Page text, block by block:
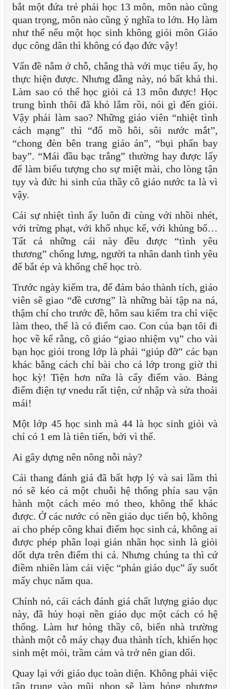
bắt một đứa trẻ phải học 13 môn, môn nào cũng
quan trọng, môn nào cũng ý nghĩa to lớn. Họ làm
như thể nếu một học sinh không giỏi môn Giáo
dục công dân thì không có đạo đức vậy!
Vấn đề nằm ở chỗ, chẳng thà với mục tiêu ấy, họ
thực hiện được. Nhưng đằng này, nó bất khả thi.
Làm sao có thể học giỏi cả 13 môn được! Học
trung bình thôi đã khó lắm rồi, nói gì đến giỏi.
Vậy phải làm sao? Những giáo viên “nhiệt tình
cách mạng” thì “đổ mồ hôi, sôi nước mắt”,
“chong đèn bên trang giáo án”, “bụi phấn bay
bay”. “Mái đầu bạc trắng” thường hay được lấy
để làm biểu tượng cho sự miệt mài, cho lòng tận
tụy và đức hi sinh của thầy cô giáo nước ta là vì
vậy.
Cái sự nhiệt tình ấy luôn đi cùng với nhồi nhét,
với trừng phạt, với khổ nhục kế, với khủng bố…
Tất cả những cái này đều được “tình yêu
thương” chống lưng, người ta nhân danh tình yêu
để bắt ép và khống chế học trò.
Trước ngày kiểm tra, để đảm bảo thành tích, giáo
viên sẽ giao “đề cương” là những bài tập na ná,
thậm chí cho trước đề, hôm sau kiểm tra chỉ việc
làm theo, thế là có điểm cao. Con của bạn tôi đi
học về kể rằng, cô giáo “giao nhiệm vụ” cho vài
bạn học giỏi trong lớp là phải “giúp đỡ” các bạn
khác bằng cách chỉ bài cho cả lớp trong giờ thi
học kỳ! Tiện hơn nữa là cấy điểm vào. Bảng
điểm điện tự vnedu rất tiện, cứ nhập và sửa thoải
mái!
Một lớp 45 học sinh mà 44 là học sinh giỏi và
chỉ có 1 em là tiên tiến, bởi vì thế.
Ai gây dựng nên nông nỗi này?
Cái thang đánh giá đã bất hợp lý và sai lầm thì
nó sẽ kéo cả một chuỗi hệ thống phía sau vận
hành một cách méo mó theo, không thể khác
được. Ở các nước có nền giáo dục tiến bộ, không
ai cho phép công khai điểm học sinh cả, không ai
được phép phân loại gián nhãn học sinh là giỏi
dốt dựa trên điểm thi cả. Nhưng chúng ta thì cứ
điềm nhiên làm cái việc “phản giáo dục” ấy suốt
mấy chục năm qua.
Chính nó, cái cách đánh giá chất lượng giáo dục
này, đã hủy hoại nền giáo dục một cách có hệ
thống. Làm hư hỏng thầy cô, biến nhà trường
thành một cỗ máy chạy đua thành tích, khiến học
sinh mệt mỏi, trầm cảm và trở nên gian dối.
Quay lại với giáo dục toàn diện. Không phải việc
tập trung vào mũi nhọn sẽ làm hỏng phương